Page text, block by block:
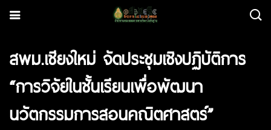
สพม.เชียงใหม่ จัดประชุมเชิงปฏิบัติการ
“การวิจัยในชั้นเรียนเพื่อพัฒนา
นวัตกรรมการสอนคณิตศาสตร์”